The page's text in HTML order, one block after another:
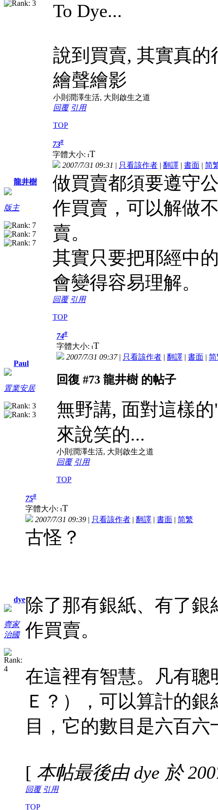
To Dye...
說到買賣, 其實真
繪聲繪影
小則潤澤生活, 大則啟生之道
回覆 引用
TOP
龍井樹
版主
73#
字體大小: tT
2007/7/31 09:31 | 只看該作者 | 翻譯 | 書面 | 简
做買賣都須要遵守
作買賣，可以解做
賣。
其實只要把耶經中
會變得容易理解。
回覆 引用
TOP
Paul
置業安居
74#
字體大小: tT
2007/7/31 09:37| 只看該作者 | 翻譯 | 書面 | 简
回復 #73 龍井樹 的帖子
無野講, 面對這樣
來說笑的...
小則潤澤生活, 大則啟生之道
回覆 引用
TOP
dye
齊家
治國
75#
字體大小: tT
2007/7/31 09:39 | 只看該作者 | 翻譯 | 書面 | 简繁
古怪？
除了那有銀紙、有了
作買賣。
在這裡有智慧。凡有
Ｅ？），可以算計的
目，它的數目是六百六
[ 本帖最後由 dye 於
回覆 引用
TOP